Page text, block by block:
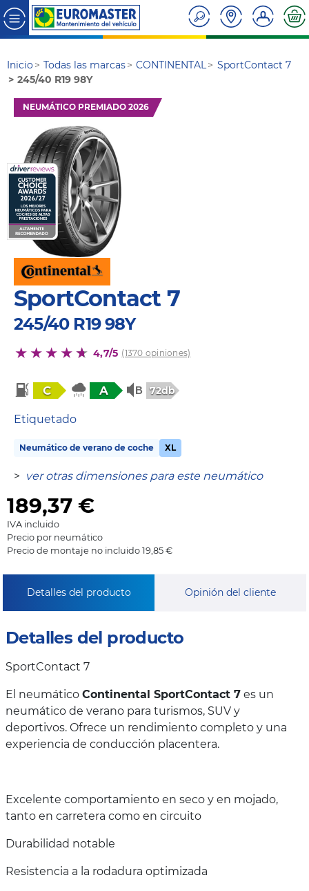
Inicio Todas las marcas CONTINENTAL
SportContact 7
245/40 R19 98Y
NEUMÁTICO PREMIADO 2026
SportContact 7
245/40 R19 98Y
4,7/5 (1370 opiniones)
C A 72db
Etiquetado
Neumático de verano de coche XL
> ver otras dimensiones para este neumático
189,37 €
IVA incluido
Precio por neumático
Precio de montaje no incluido 19,85 €
Detalles del producto Opinión del cliente
Detalles del producto
SportContact 7
El neumático Continental SportContact 7 es un
neumático de verano para turismos, SUV y
deportivos. Ofrece un rendimiento completo y una
experiencia de conducción placentera.
Excelente comportamiento en seco y en mojado,
tanto en carretera como en circuito
Durabilidad notable
Resistencia a la rodadura optimizada